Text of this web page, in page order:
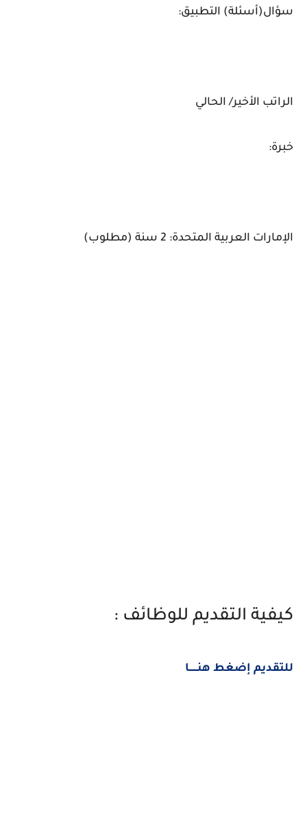
سؤال(أسئلة) التطبيق:
الراتب الأخير/ الحالي
خبرة:
الإمارات العربية المتحدة: 2 سنة (مطلوب)
كيفية التقديم للوظائف :
للتقديم إضغط هنــــــا